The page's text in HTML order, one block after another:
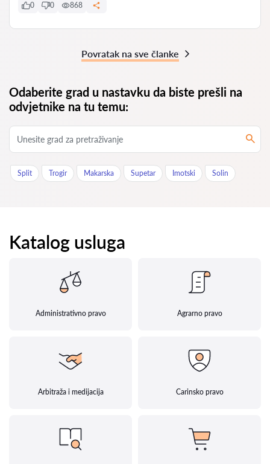
0 0 868
Povratak na sve članke
Odaberite grad u nastavku da biste prešli na
odvjetnike na tu temu:
Split Trogir Makarska Supetar Imotski Solin
Katalog usluga
Administrativno pravo Agrarno pravo
Arbitraža i medijacija Carinsko pravo